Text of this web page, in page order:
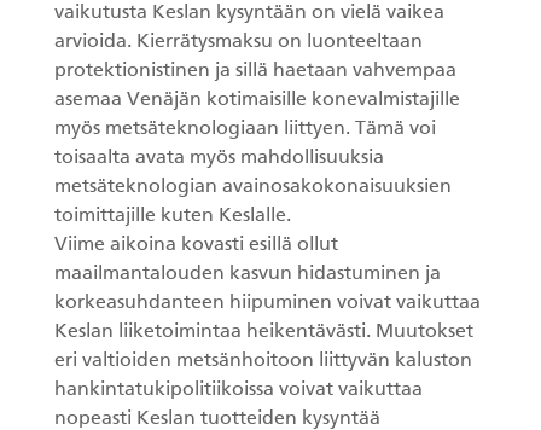
vaikutusta Keslan kysyntään on vielä vaikea
arvioida. Kierrätysmaksu on luonteeltaan
protektionistinen ja sillä haetaan vahvempaa
asemaa Venäjän kotimaisille konevalmistajille
myös metsäteknologiaan liittyen. Tämä voi
toisaalta avata myös mahdollisuuksia
metsäteknologian avainosakokonaisuuksien
toimittajille kuten Keslalle.
Viime aikoina kovasti esillä ollut
maailmantalouden kasvun hidastuminen ja
korkeasuhdanteen hiipuminen voivat vaikuttaa
Keslan liiketoimintaa heikentävästi. Muutokset
eri valtioiden metsänhoitoon liittyvän kaluston
hankintatukipolitiikoissa voivat vaikuttaa
nopeasti Keslan tuotteiden kysyntää